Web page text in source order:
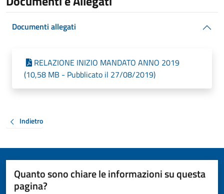
Documenti allegati
RELAZIONE INIZIO MANDATO ANNO 2019
(10,58 MB - Pubblicato il 27/08/2019)
Indietro
Quanto sono chiare le informazioni su questa
pagina?